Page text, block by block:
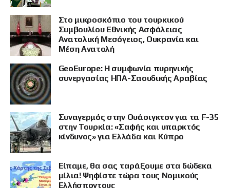
Στο μικροσκόπιο του τουρκικού
Συμβουλίου Εθνικής Ασφάλειας
Ανατολική Μεσόγειος, Ουκρανία και
Μέση Ανατολή
GeoEurope: Η συμφωνία πυρηνικής
συνεργασίας ΗΠΑ-Σαουδικής Αραβίας
Συναγερμός στην Ουάσιγκτον για τα F-35
στην Τουρκία: «Σαφής και υπαρκτός
κίνδυνος» για Ελλάδα και Κύπρο
Είπαμε, θα σας ταράξουμε στα δώδεκα
μίλια! Ψηφίστε τώρα τους Νομικούς
Ελλήσποντους